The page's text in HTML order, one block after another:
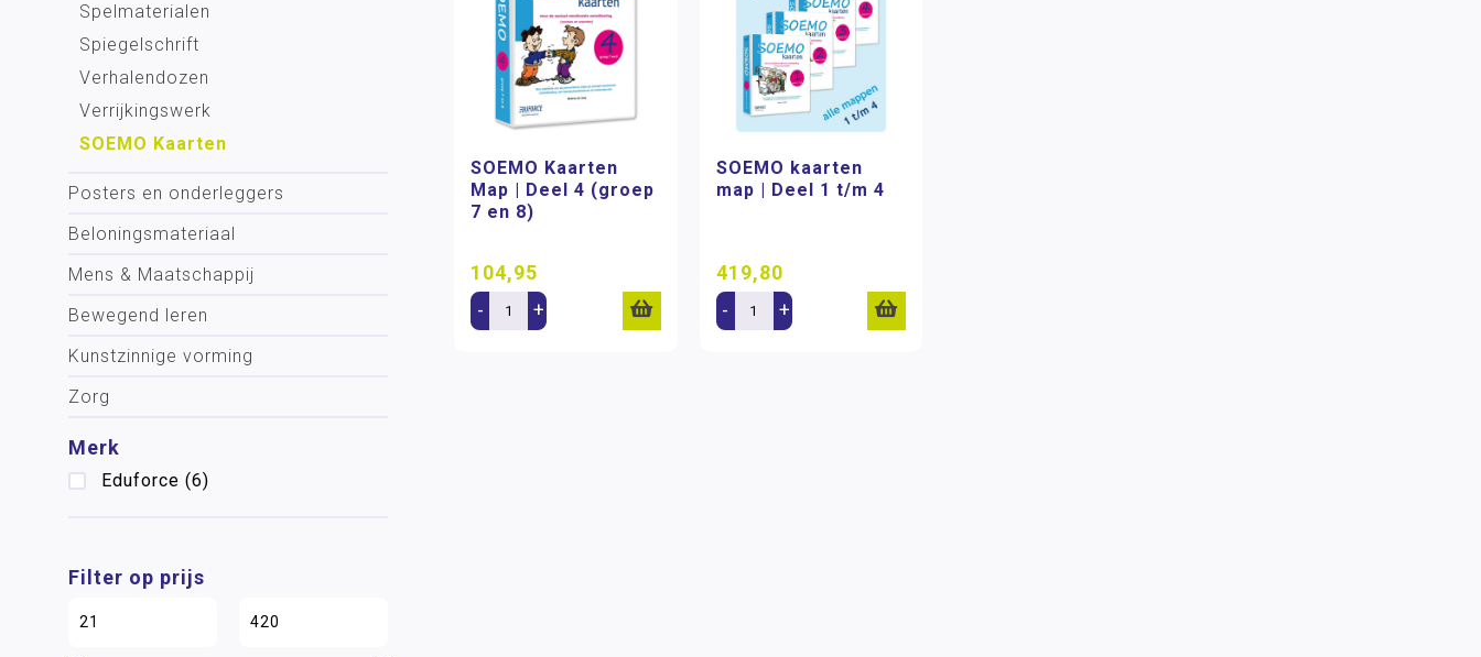
Spelmaterialen
Spiegelschrift
Verhalendozen
Verrijkingswerk
SOEMO Kaarten
Posters en onderleggers
Beloningsmateriaal
Mens & Maatschappij
Bewegend leren
Kunstzinnige vorming
Zorg
Merk
Eduforce (6)
Filter op prijs
SOEMO Kaarten
Map | Deel 4 (groep
7 en 8)
104,95
- +
SOEMO kaarten
map | Deel 1 t/m 4
419,80
- +